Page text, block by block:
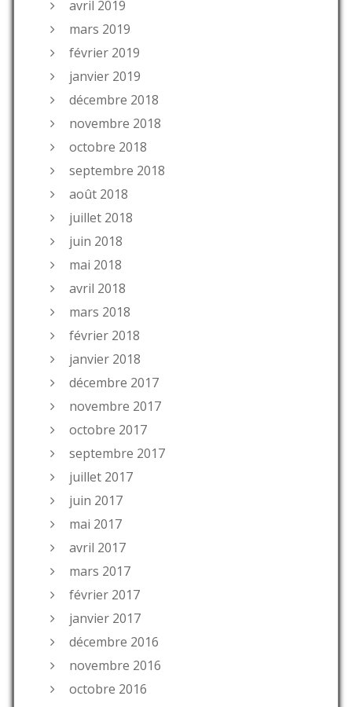
avril 2019
mars 2019
février 2019
janvier 2019
décembre 2018
novembre 2018
octobre 2018
septembre 2018
août 2018
juillet 2018
juin 2018
mai 2018
avril 2018
mars 2018
février 2018
janvier 2018
décembre 2017
novembre 2017
octobre 2017
septembre 2017
juillet 2017
juin 2017
mai 2017
avril 2017
mars 2017
février 2017
janvier 2017
décembre 2016
novembre 2016
octobre 2016